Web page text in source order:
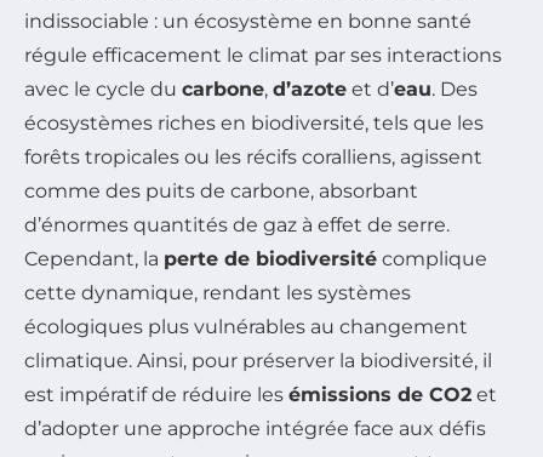
indissociable : un écosystème en bonne santé
régule efficacement le climat par ses interactions
avec le cycle du carbone, d’azote et d’eau. Des
écosystèmes riches en biodiversité, tels que les
forêts tropicales ou les récifs coralliens, agissent
comme des puits de carbone, absorbant
d’énormes quantités de gaz à effet de serre.
Cependant, la perte de biodiversité complique
cette dynamique, rendant les systèmes
écologiques plus vulnérables au changement
climatique. Ainsi, pour préserver la biodiversité, il
est impératif de réduire les émissions de CO2 et
d’adopter une approche intégrée face aux défis